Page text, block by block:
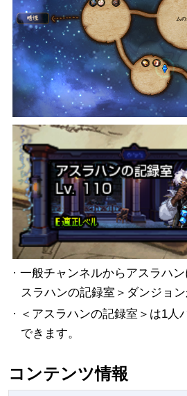
· 一般チャンネルからアスラハ
スラハンの記録室＞ダンジョン
· ＜アスラハンの記録室＞は1人
できます。
コンテンツ情報